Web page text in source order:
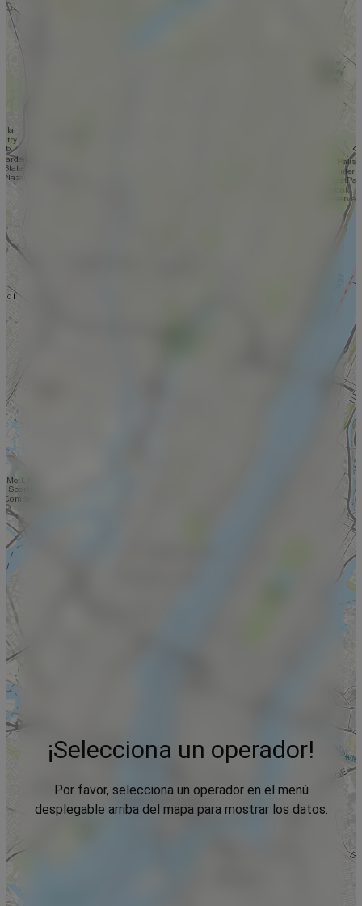
¡Selecciona un operador!
Por favor, selecciona un operador en el menú
desplegable arriba del mapa para mostrar los datos.